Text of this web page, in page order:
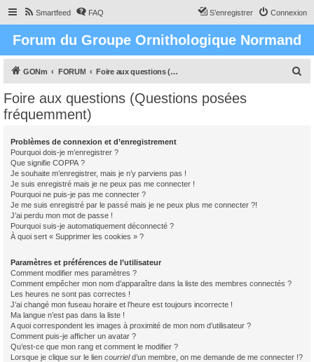
Smartfeed FAQ Connexion
S’enregistrer
Forum du Groupe Ornithologique Normand
GONm FORUM Foire aux questions (Questions posées fréquemment)
Foire aux questions (Questions posées
fréquemment)
Problèmes de connexion et d’enregistrement
Pourquoi dois-je m’enregistrer ?
Que signifie COPPA ?
Je souhaite m’enregistrer, mais je n’y parviens pas !
Je suis enregistré mais je ne peux pas me connecter !
Pourquoi ne puis-je pas me connecter ?
Je me suis enregistré par le passé mais je ne peux plus me connecter ?!
J’ai perdu mon mot de passe !
Pourquoi suis-je automatiquement déconnecté ?
À quoi sert « Supprimer les cookies » ?
Paramètres et préférences de l’utilisateur
Comment modifier mes paramètres ?
Comment empêcher mon nom d’apparaître dans la liste des membres connectés ?
Les heures ne sont pas correctes !
J’ai changé mon fuseau horaire et l’heure est toujours incorrecte !
Ma langue n’est pas dans la liste !
A quoi correspondent les images à proximité de mon nom d’utilisateur ?
Comment puis-je afficher un avatar ?
Qu’est-ce que mon rang et comment le modifier ?
Lorsque je clique sur le lien courrield’un membre, on me demande de me connecter !?